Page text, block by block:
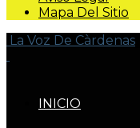
Mapa Del Sitio
La Voz De Càrdenas
INICIO